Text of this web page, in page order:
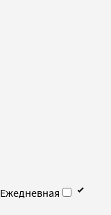
Ежедневная